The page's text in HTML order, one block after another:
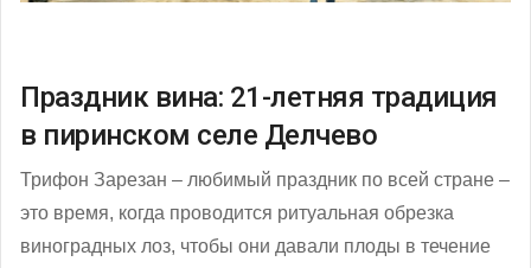
Праздник вина: 21-летняя традиция
в пиринском селе Делчево
Трифон Зарезан – любимый праздник по всей стране –
это время, когда проводится ритуальная обрезка
виноградных лоз, чтобы они давали плоды в течение